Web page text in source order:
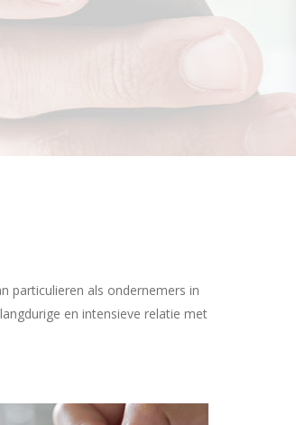
particulieren als ondernemers in
en intensieve relatie met